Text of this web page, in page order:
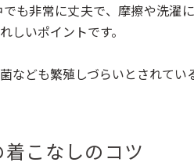
も非常に丈夫で、摩擦や洗濯
しいポイントです。
なども繁殖しづらいとされてい
こなしのコツ